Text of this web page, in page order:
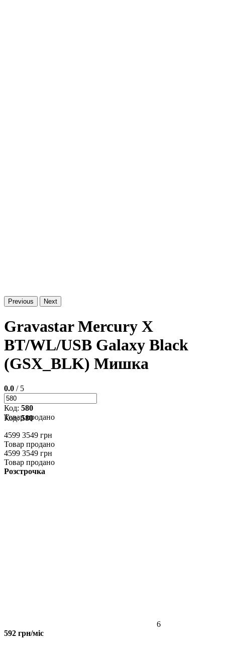
Previous Next
Gravastar Mercury X
BT/WL/USB Galaxy Black
(GSX_BLK) Мишка
0.0 / 5
Код: 580
Товар продано
Код:580
4599 3549 грн
Товар продано
4599 3549 грн
Товар продано
Розстрочка
6
592 грн/міс